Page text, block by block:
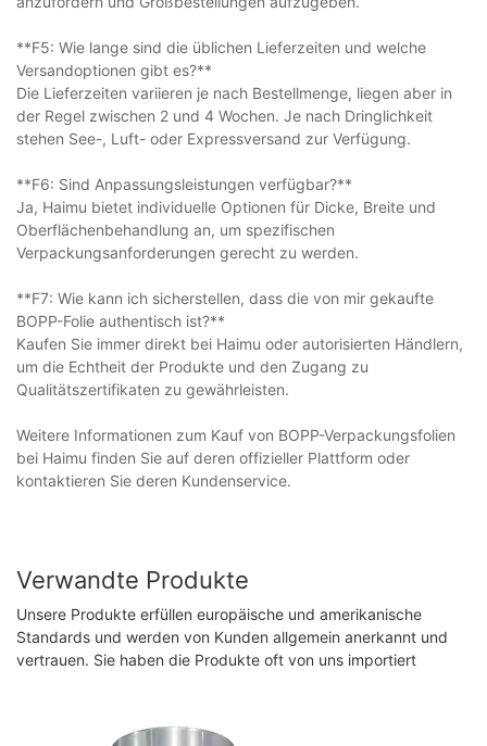
**F5: Wie lange sind die üblichen Lieferzeiten und welche
Versandoptionen gibt es?**
Die Lieferzeiten variieren je nach Bestellmenge, liegen aber in
der Regel zwischen 2 und 4 Wochen. Je nach Dringlichkeit
stehen See-, Luft- oder Expressversand zur Verfügung.
**F6: Sind Anpassungsleistungen verfügbar?**
Ja, Haimu bietet individuelle Optionen für Dicke, Breite und
Oberflächenbehandlung an, um spezifischen
Verpackungsanforderungen gerecht zu werden.
**F7: Wie kann ich sicherstellen, dass die von mir gekaufte
BOPP-Folie authentisch ist?**
Kaufen Sie immer direkt bei Haimu oder autorisierten Händlern,
um die Echtheit der Produkte und den Zugang zu
Qualitätszertifikaten zu gewährleisten.
Weitere Informationen zum Kauf von BOPP-Verpackungsfolien
bei Haimu finden Sie auf deren offizieller Plattform oder
kontaktieren Sie deren Kundenservice.
Verwandte Produkte
Unsere Produkte erfüllen europäische und amerikanische
Standards und werden von Kunden allgemein anerkannt und
vertrauen. Sie haben die Produkte oft von uns importiert